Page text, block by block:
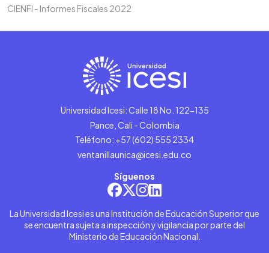
CIENFI - Informes Fiscales 2022
Universidad Icesi: Calle 18 No. 122-135
Pance, Cali - Colombia
Teléfono: +57 (602) 555 2334
ventanillaunica@icesi.edu.co
Síguenos
La Universidad Icesi es una Institución de Educación Superior que
se encuentra sujeta a inspección y vigilancia por parte del
Ministerio de Educación Nacional.